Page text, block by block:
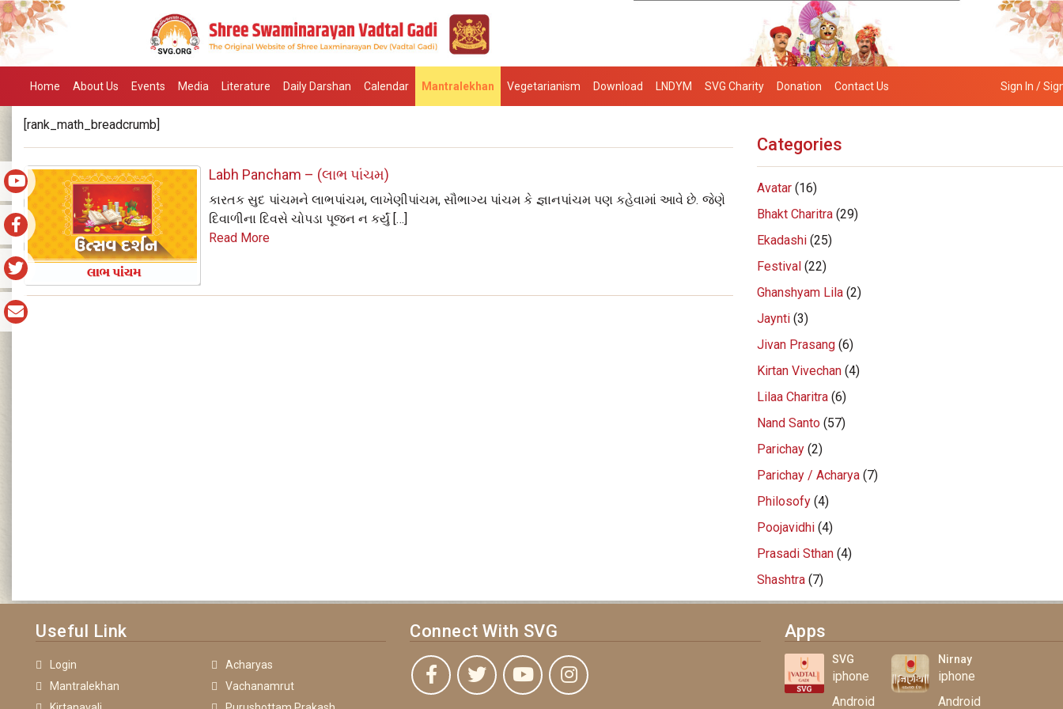
Home About Us Events Media Literature Daily Darshan Calendar Mantralekhan Vegetarianism Download LNDYM SVG Charity Donation Contact Us Sign In /
[rank_math_breadcrumb]
Labh Pancham – (લાભ પાંચમ)
કારતક સુદ પાંચમને લાભપાંચમ, લાખેણીપાંચમ, સૌભાગ્ય પાંચમ કે જ્ઞાનપાંચમ પણ કહેવામાં આવે છે. જેણે
દિવાળીના દિવસે ચોપડા પૂજન ન કર્યું […]
Read More
Categories
Avatar(16)
Bhakt Charitra(29)
Ekadashi(25)
Festival(22)
Ghanshyam Lila(2)
Jaynti(3)
Jivan Prasang(6)
Kirtan Vivechan(4)
Lilaa Charitra(6)
Nand Santo(57)
Parichay(2)
Parichay / Acharya(7)
Philosofy(4)
Poojavidhi(4)
Prasadi Sthan(4)
Shashtra(7)
Useful Link
Login
Acharyas
Mantralekhan
Vachanamrut
Connect With SVG Apps
SVG
iphone
Android
Nirnay
iphone
Android